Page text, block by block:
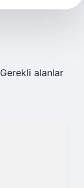
Gerekli alanlar